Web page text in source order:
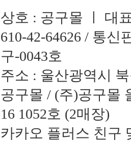
상호 : 공구몰 ㅣ 대
610-42-64626 / 통신
구-0043호
주소 : 울산광역시
공구몰 / (주)공구몰
16 1052호 (2매장)
카카오 플러스 친구